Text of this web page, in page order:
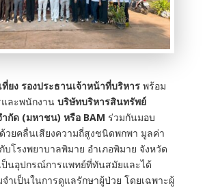
ยง รองประธานเจ้าหน้าที่บริหารพร้อม
ละพนักงาน บริษัทบริหารสินทรัพย์
กัด (มหาชน) หรือ BAM ร่วมกันมอบ
วยคลื่นเสียงความถี่สูงชนิดพกพา มูลค่า
บโรงพยาบาลพิมาย อำเภอพิมาย จังหวัด
นอุปกรณ์การแพทย์ที่ทันสมัยและได้
ำเป็นในการดูแลรักษาผู้ป่วย โดยเฉพาะผู้